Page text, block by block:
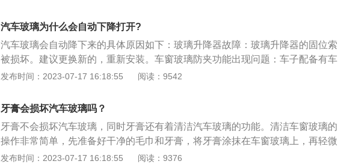
加热，在贴膜时用电吹风吹膜定形，玻璃局部受热，产生局部受热膨胀应力变
形，致使玻璃爆裂。
汽车玻璃为什么会自动下降打开?
汽车玻璃会自动降下来的具体原因如下：玻璃升降器故障：玻璃升降器的固位索
被损坏。建议更换新的，重新安装。车窗玻璃防夹功能出现问题：车子配备有车
窗玻璃防夹功能，当玻璃在上升时候感受到了足够大的阻力，防夹功能就会误启
题。控制按钮盒故障：控制按钮盒受潮，导致系统出错。玻璃导槽内有异物：玻
璃上升时如果玻璃导槽内阻力过大，导致电动机的电流变大，当没有达到关闭
时，执行防夹功能，将使电机反转，这个故障需要清洁或更换玻璃导槽。
发布时间：2023-07-17 16:18:55 阅读：9542
牙膏会损坏汽车玻璃吗？
牙膏不会损坏汽车玻璃，同时牙膏还有着清洁汽车玻璃的功能。清洁车窗玻璃的
操作非常简单，先准备好干净的毛巾和牙膏，将牙膏涂抹在车窗玻璃上，再轻微
用力使用毛巾擦拭，反复擦两遍，可以使玻璃干净靓丽。车主要定期的进行清理
发布时间：2023-07-17 16:18:55 阅读：9376